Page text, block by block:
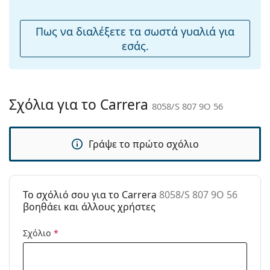
άρθρωση:
Όχι
Αξεσουάρ
Πανί
καθαρισμού:
Ναι
Τύπος:
Unisex
Μάρκα:
Carrera
8058/S 807 9O 56
Πως να διαλέξετε τα σωστά γυαλιά για
εσάς.
Σχόλια για το Carrera 8058/S 807 9O 56
Γράψε το πρώτο σχόλιο
To σχόλιό σου για το Carrera 8058/S 807 9O 56
βοηθάει και άλλους χρήστες
Σχόλιο *